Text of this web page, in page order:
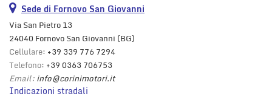
Sede di Fornovo San Giovanni
Via San Pietro 13
24040 Fornovo San Giovanni (BG)
Cellulare: +39 339 776 7294
Telefono: +39 0363 706753
Email:info@corinimotori.it
Indicazioni stradali